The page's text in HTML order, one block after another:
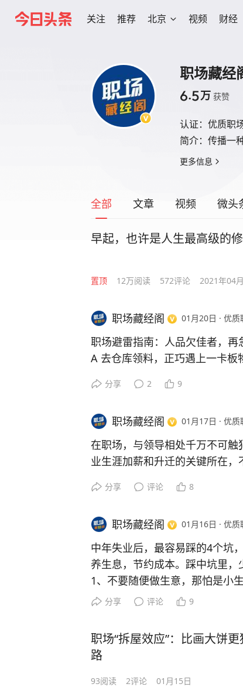
关注 推荐 北京 视频 财经
职场藏经
6.5万 获赞
认证： 优质职
简介： 传播一
更多信息
全部 文章 视频 微头
早起，也许是人生最高级的
置顶 12万阅读 572评论 2021年04
职场藏经阁 01月20日 · 优质
职场避雷指南：人品欠佳者，
A 去仓库领料，正巧遇上一卡
恰逢其他部门有人来申领急料，
热心地把物料收拾妥当后就离开
谁料风云突变，昨天客户投诉
议。会上，仓管竟当着品质部
己毫无关系，全是小 A 多管闲事
行径，但小 A 还是觉得像吞了苍
卸责任；虽未被公司处罚，但
场生存的一条重要准则一一面对
急，也不要轻易伸出援手，否
任的工具。
分享 2 9
职场藏经阁 01月17日 · 优质
在职场，与领导相处千万不可
业生涯加薪和升迁的关键所在
1、在领导的背后数落领导，觉
己的职业道路。
2、在公众场合公然顶撞领导，
庭广众之下顶撞他，就是对他权
3、在领导面前自以为是，认为
在心上，他也可以把你边缘化。
都想去抢。功劳是自己的，当仁
去，让你获得更多的利益，那又
当让则让，毫无悬念。
分享 评论 8
职场藏经阁 01月16日 · 优质
中年失业后，最容易踩的4个坑
养生息，节约成本。踩中坑里，
1、不要随便做生意，那怕是小
2、不要合伙，无论做什么都不
都比这个强；
4、不要过于包容一份新工作，
分享 评论 9
职场“拆屋效应”：比画大饼
路
93阅读 2评论 01月15日